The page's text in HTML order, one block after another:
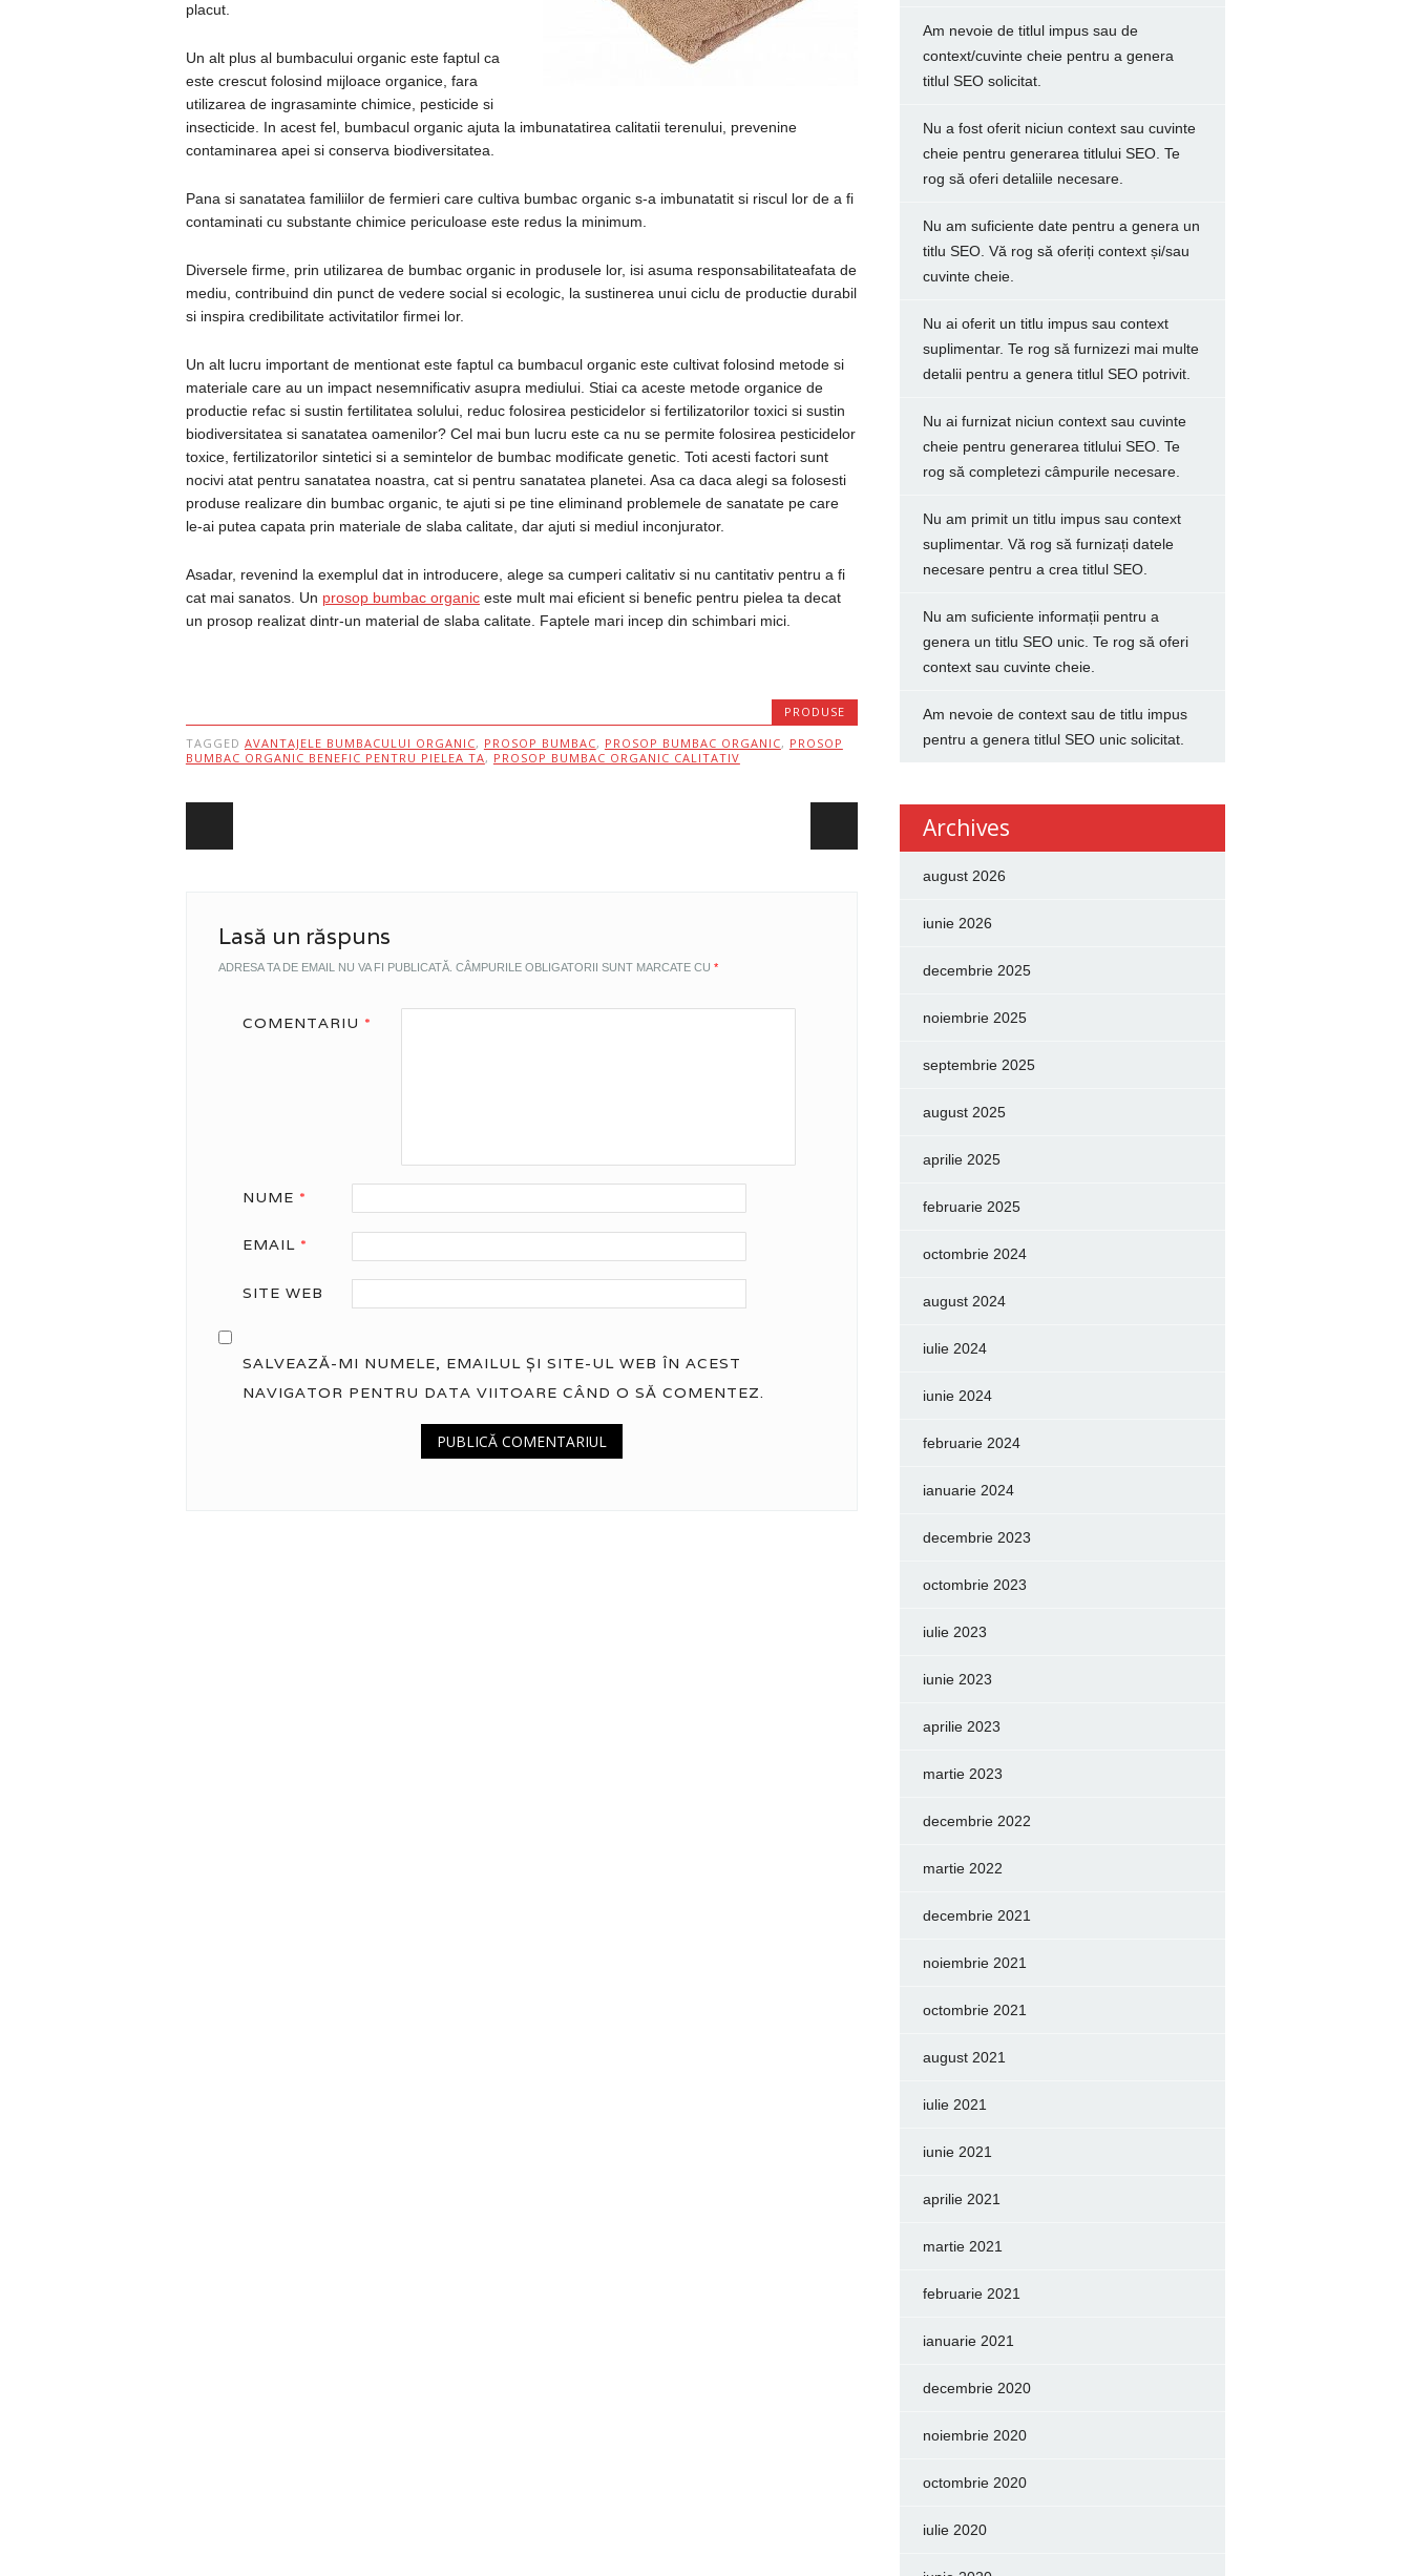
placut.
Un alt plus al bumbacului organic este faptul ca
este crescut folosind mijloace organice, fara
utilizarea de ingrasaminte chimice, pesticide si
insecticide. In acest fel, bumbacul organic ajuta la imbunatatirea calitatii terenului, prevenine
contaminarea apei si conserva biodiversitatea.
Pana si sanatatea familiilor de fermieri care cultiva bumbac organic s-a imbunatatit si riscul lor de a fi
contaminati cu substante chimice periculoase este redus la minimum.
Diversele firme, prin utilizarea de bumbac organic in produsele lor, isi asuma responsabilitateafata de
mediu, contribuind din punct de vedere social si ecologic, la sustinerea unui ciclu de productie durabil
si inspira credibilitate activitatilor firmei lor.
Un alt lucru important de mentionat este faptul ca bumbacul organic este cultivat folosind metode si
materiale care au un impact nesemnificativ asupra mediului. Stiai ca aceste metode organice de
productie refac si sustin fertilitatea solului, reduc folosirea pesticidelor si fertilizatorilor toxici si sustin
biodiversitatea si sanatatea oamenilor? Cel mai bun lucru este ca nu se permite folosirea pesticidelor
toxice, fertilizatorilor sintetici si a semintelor de bumbac modificate genetic. Toti acesti factori sunt
nocivi atat pentru sanatatea noastra, cat si pentru sanatatea planetei. Asa ca daca alegi sa folosesti
produse realizare din bumbac organic, te ajuti si pe tine eliminand problemele de sanatate pe care
le-ai putea capata prin materiale de slaba calitate, dar ajuti si mediul inconjurator.
Asadar, revenind la exemplul dat in introducere, alege sa cumperi calitativ si nu cantitativ pentru a fi
cat mai sanatos. Un prosop bumbac organiceste mult mai eficient si benefic pentru pielea ta decat
un prosop realizat dintr-un material de slaba calitate. Faptele mari incep din schimbari mici.
PRODUSE
TAGGED AVANTAJELE BUMBACULUI ORGANIC, PROSOP BUMBAC, PROSOP BUMBAC ORGANIC, PROSOP
BUMBAC ORGANIC BENEFIC PENTRU PIELEA TA, PROSOP BUMBAC ORGANIC CALITATIV
Lasă un răspuns
ADRESA TA DE EMAIL NU VA FI PUBLICATĂ. CÂMPURILE OBLIGATORII SUNT MARCATE CU *
COMENTARIU *
NUME *
EMAIL *
SITE WEB
SALVEAZĂ-MI NUMELE, EMAILUL ȘI SITE-UL WEB ÎN ACEST
NAVIGATOR PENTRU DATA VIITOARE CÂND O SĂ COMENTEZ.
Am nevoie de titlul impus sau de
context/cuvinte cheie pentru a genera
titlul SEO solicitat.
Nu a fost oferit niciun context sau cuvinte
cheie pentru generarea titlului SEO. Te
rog să oferi detaliile necesare.
Nu am suficiente date pentru a genera un
titlu SEO. Vă rog să oferiți context și/sau
cuvinte cheie.
Nu ai oferit un titlu impus sau context
suplimentar. Te rog să furnizezi mai multe
detalii pentru a genera titlul SEO potrivit.
Nu ai furnizat niciun context sau cuvinte
cheie pentru generarea titlului SEO. Te
rog să completezi câmpurile necesare.
Nu am primit un titlu impus sau context
suplimentar. Vă rog să furnizați datele
necesare pentru a crea titlul SEO.
Nu am suficiente informații pentru a
genera un titlu SEO unic. Te rog să oferi
context sau cuvinte cheie.
Am nevoie de context sau de titlu impus
pentru a genera titlul SEO unic solicitat.
Archives
august 2026
iunie 2026
decembrie 2025
noiembrie 2025
septembrie 2025
august 2025
aprilie 2025
februarie 2025
octombrie 2024
august 2024
iulie 2024
iunie 2024
februarie 2024
ianuarie 2024
decembrie 2023
octombrie 2023
iulie 2023
iunie 2023
aprilie 2023
martie 2023
decembrie 2022
martie 2022
decembrie 2021
noiembrie 2021
octombrie 2021
august 2021
iulie 2021
iunie 2021
aprilie 2021
martie 2021
februarie 2021
ianuarie 2021
decembrie 2020
noiembrie 2020
octombrie 2020
iulie 2020